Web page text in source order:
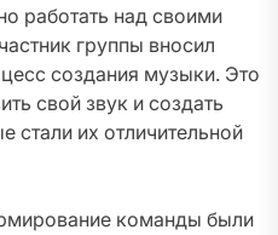
работать над своими
группы вносил
создания музыки. Это
свой звук и создать
стали их отличительной
команды были